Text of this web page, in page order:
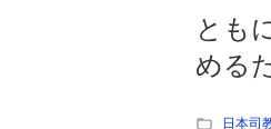
とも
める
日本司